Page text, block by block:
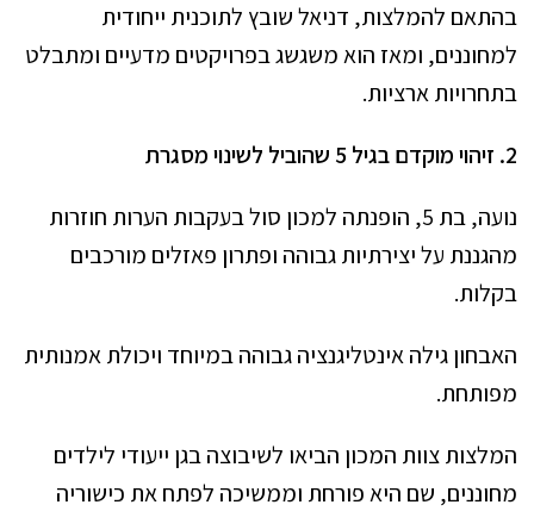
בהתאם להמלצות, דניאל שובץ לתוכנית ייחודית
למחוננים, ומאז הוא משגשג בפרויקטים מדעיים ומתבלט
בתחרויות ארציות.
2. זיהוי מוקדם בגיל 5 שהוביל לשינוי מסגרת
נועה, בת 5, הופנתה למכון סול בעקבות הערות חוזרות
מהגננת על יצירתיות גבוהה ופתרון פאזלים מורכבים
בקלות.
האבחון גילה אינטליגנציה גבוהה במיוחד ויכולת אמנותית
מפותחת.
המלצות צוות המכון הביאו לשיבוצה בגן ייעודי לילדים
מחוננים, שם היא פורחת וממשיכה לפתח את כישוריה